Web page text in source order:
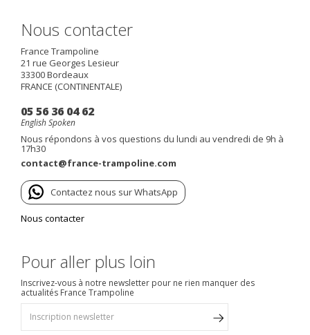
Nous contacter
France Trampoline
21 rue Georges Lesieur
33300Bordeaux
FRANCE (CONTINENTALE)
05 56 36 04 62
English Spoken
Nous répondons à vos questions du lundi au vendredi de 9h à
17h30
contact@france-trampoline.com
Contactez nous sur WhatsApp
Nous contacter
Pour aller plus loin
Inscrivez-vous à notre newsletter pour ne rien manquer des
actualités France Trampoline